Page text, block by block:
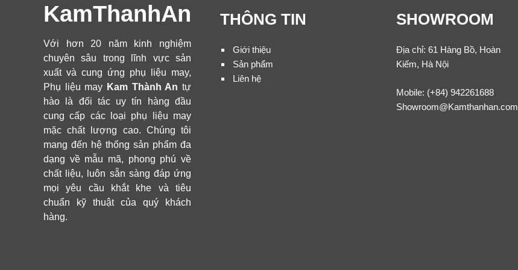
KamThanhAn
Với hơn 20 năm kinh nghiệm
chuyên sâu trong lĩnh vực sản
xuất và cung ứng phụ liệu may,
Phụ liệu may Kam Thành An tự
hào là đối tác uy tín hàng đầu
cung cấp các loại phụ liệu may
mặc chất lượng cao. Chúng tôi
mang đến hệ thống sản phẩm đa
dạng về mẫu mã, phong phú về
chất liệu, luôn sẵn sàng đáp ứng
mọi yêu cầu khắt khe và tiêu
chuẩn kỹ thuật của quý khách
hàng.
THÔNG TIN
Giới thiệu
Sản phẩm
Liên hệ
SHOWROOM
Địa chỉ: 61 Hàng Bồ, Hoàn
Kiếm, Hà Nội
Mobile: (+84) 942261688
Showroom@Kamthanhan.com